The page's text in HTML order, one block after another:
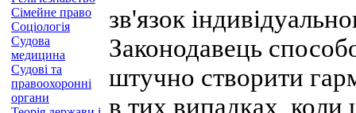
Сімейне право
Соціологія
Судова
медицина
Судові та
правоохоронні
органи
зв'язок
Законодавець
штучно створити
в тих випадках,